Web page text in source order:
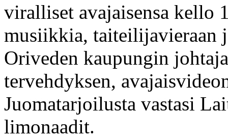
viralliset avajaisensa kello
musiikkia, taiteilijavieraan
Oriveden kaupungin
tervehdyksen,
Juomatarjoilusta vastasi
limonaadit.